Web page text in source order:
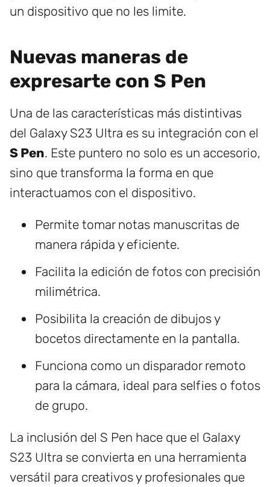
un dispositivo que no les limite.
Nuevas maneras de
expresarte con S Pen
Una de las características más distintivas
del Galaxy S23 Ultra es su integración con el
S Pen. Este puntero no solo es un accesorio,
sino que transforma la forma en que
interactuamos con el dispositivo.
Permite tomar notas manuscritas de
manera rápida y eficiente.
Facilita la edición de fotos con precisión
milimétrica.
Posibilita la creación de dibujos y
bocetos directamente en la pantalla.
Funciona como un disparador remoto
para la cámara, ideal para selfies o fotos
de grupo.
La inclusión del S Pen hace que el Galaxy
S23 Ultra se convierta en una herramienta
versátil para creativos y profesionales que